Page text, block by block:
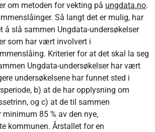
om metoden for vekting på ungdata.no.
Så langt det er mulig, har
å slå sammen Ungdata-undersøkelser
som har vært involvert i
Kriterier for at det skal la seg
Ungdata-undersøkelser har vært
undersøkelsene har funnet sted i
b) at de har opplysning om
og c) at de til sammen
minimum 85 % av den nye,
kommunen. Årstallet for en